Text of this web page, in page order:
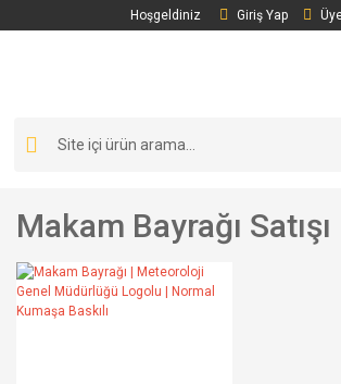
Hoşgeldiniz Giriş Yap
Makam Bayrağı Satışı